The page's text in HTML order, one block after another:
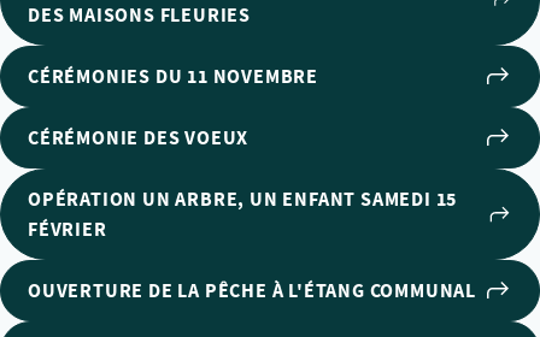
DES MAISONS FLEURIES
CÉRÉMONIES DU 11 NOVEMBRE
CÉRÉMONIE DES VOEUX
OPÉRATION UN ARBRE, UN ENFANT SAMEDI 15
FÉVRIER
OUVERTURE DE LA PÊCHE À L'ÉTANG COMMUNAL